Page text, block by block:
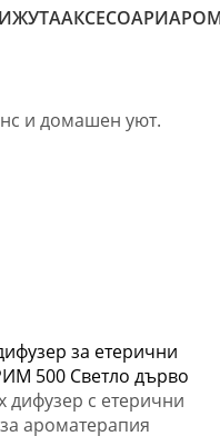
АКСЕСОАРИ
и домашен уют.